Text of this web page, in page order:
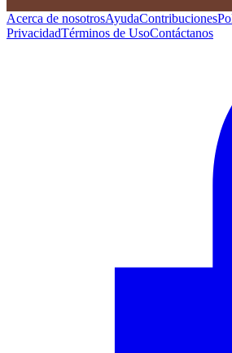
Acerca de nosotrosAyudaContribuciones
PrivacidadTérminos de UsoContáctanos